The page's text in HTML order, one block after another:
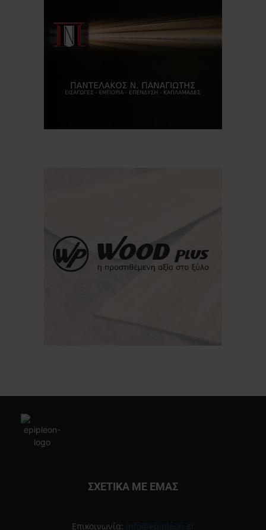
ΣΧΕΤΙΚΑ ΜΕ ΕΜΑΣ
Επικοινωνία: info@epipleon.gr